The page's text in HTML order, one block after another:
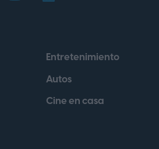
Entretenimiento
Autos
Cine en casa